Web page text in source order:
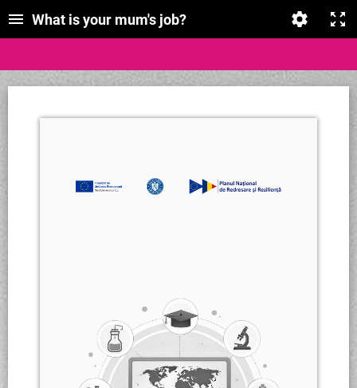
What is your mum's job?